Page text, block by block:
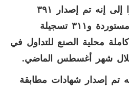
عينة علف حيوان، مشيرا إلى إنه تم إصدار ٣٩١
تسجيلة إضافات أعلاف مستوردة و٣١١ تسجيلة
محلية الصنع للتداول في
شهر أغسطس الماضي.
تم إصدار شهادات مطابقة